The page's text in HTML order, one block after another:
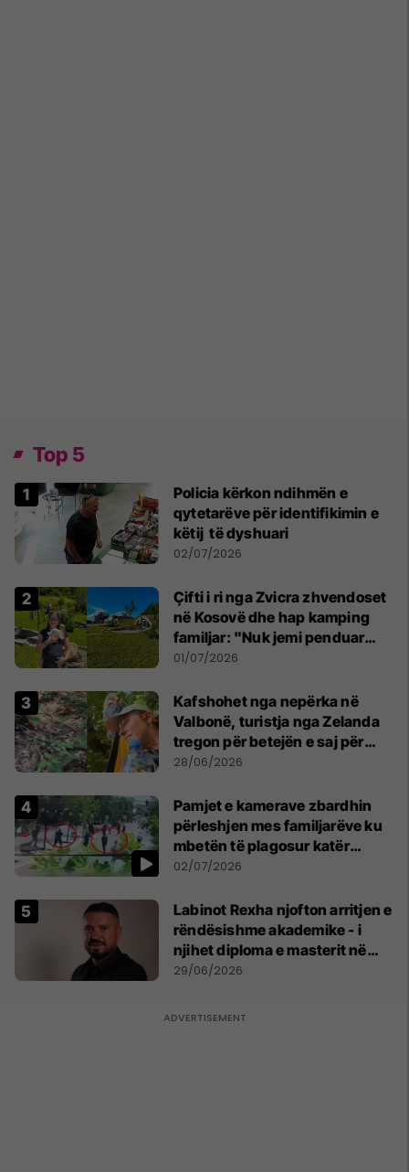
Top 5
Policia kërkon ndihmën e
qytetarëve për identifikimin e
këtij të dyshuari
02/07/2026
Çifti i ri nga Zvicra zhvendoset
në Kosovë dhe hap kamping
familjar: "Nuk jemi penduar
asnjë ditë"
01/07/2026
Kafshohet nga nepërka në
Valbonë, turistja nga Zelanda
tregon për betejën e saj për
mbijetesë
28/06/2026
Pamjet e kamerave zbardhin
përleshjen mes familjarëve ku
mbetën të plagosur katër
persona
02/07/2026
Labinot Rexha njofton arritjen e
rëndësishme akademike - i
njihet diploma e masterit në
Psikologji në Zvicër
29/06/2026